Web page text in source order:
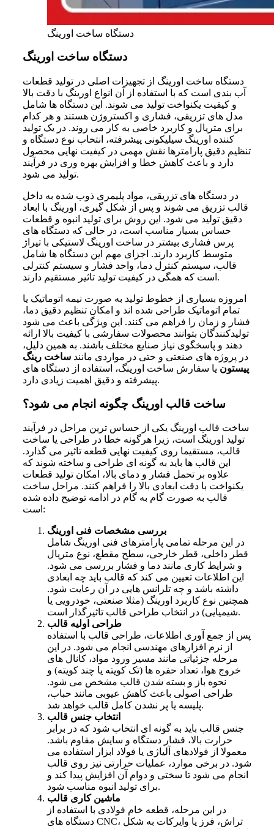
دستگاه ساخت اورینگ
دستگاه ساخت اورینگ
دستگاه ساخت اورینگ از تجهیزات اصلی در تولید قطعات
آب بندی است که با استفاده از آن انواع اورینگ با دقت بالا
و کیفیت یکنواخت تولید می شوند. این دستگاه ها شامل
مدل های تزریقی، فشاری و اکستروژن هستند و هر کدام
برای متریال و کاربرد خاصی به کار می روند. در یک تولید
کننده اورینگ سیلیکونی پیشرفته، انتخاب نوع دستگاه و
تنظیم دقیق پارامترها نقش مهمی در کیفیت نهایی محصول
دارد و باعث کاهش خطا و افزایش بهره وری در فرآیند
تولید می شود.
در دستگاه های تزریقی، مواد پلیمری ذوب شده به داخل
قالب تزریق می شوند و پس از شکل گیری، اورینگ با ابعاد
دقیق تولید می شود. این روش برای تولید انبوه و قطعات
حساس بسیار مناسب است، در حالی که دستگاه های
پرس فشاری بیشتر در ساخت اورینگ لاستیکی با تیراژ
متوسط کاربرد دارند. اجزای مهم این دستگاه ها شامل
قالب، سیستم کنترل دما، واحد فشار و سیستم کنترلی
است که همگی در کیفیت تولید تاثیر مستقیم دارند.
امروزه بسیاری از خطوط تولید به صورت نیمه اتوماتیک یا
تمام اتوماتیک طراحی شده اند و امکان تنظیم دقیق دما،
فشار و زمان را فراهم می کنند. این ویژگی باعث می شود
تولیدکنندگان بتوانند محصولات سفارشی با کیفیت بالا ارائه
دهند و پاسخگوی نیاز صنایع مختلف باشند. به همین دلیل،
در پروژه های صنعتی و حتی در مواردی مانندساخت رینگ
پیستون یا سفارش ساخت اورینگ، استفاده از دستگاه های
پیشرفته و دقیق اهمیت زیادی دارد.
ساخت قالب اورینگ چگونه انجام می شود؟
ساخت قالب اورینگ یکی از حساس ترین مراحل در فرآیند
تولید اورینگ است، زیرا هرگونه خطا در طراحی یا ساخت
قالب، مستقیما روی کیفیت نهایی قطعه تاثیر می گذارد.
این قالب ها باید به گونه ای طراحی و ساخته شوند که
علاوه بر تحمل فشار و دمای بالا، امکان تولید قطعات
یکنواخت با دقت ابعادی بالا را فراهم کنند. مراحل ساخت
قالب به صورت گام به گام در ادامه توضیح داده شده
است:
بررسی مشخصات فنی اورینگ
در این مرحله تمامی پارامترهای فنی اورینگ شامل
قطر داخلی، قطر خارجی، سطح مقطع، نوع متریال
و شرایط کاری مانند دما و فشار بررسی می شود.
این اطلاعات تعیین می کند که قالب باید چه ابعادی
داشته باشد و چه تلرانس هایی در آن رعایت شود.
همچنین نوع کاربرد اورینگ (مثلا صنعتی، خودرویی یا
شیمیایی) در انتخاب طراحی قالب تاثیرگذار است.
طراحی اولیه قالب
پس از جمع آوری اطلاعات، طراحی قالب با استفاده
از نرم افزارهای مهندسی انجام می شود. در این
مرحله جزئیاتی مانند مسیر ورود مواد، کانال های
خروج هوا، تعداد حفره ها (تک کویته یا چند کویته) و
نحوه باز و بسته شدن قالب مشخص می شود.
طراحی اصولی باعث کاهش عیوبی مانند حباب،
پلیسه یا پر نشدن کامل قالب خواهد شد.
انتخاب جنس قالب
جنس قالب باید به گونه ای انتخاب شود که در برابر
حرارت بالا، فشار دستگاه و سایش مقاوم باشد.
معمولا از فولادهای آلیاژی یا فولاد ابزار استفاده می
شود. در برخی موارد، عملیات حرارتی نیز روی قالب
انجام می شود تا سختی و دوام آن افزایش پیدا کند و
برای تولید انبوه مناسب شود.
ماشین کاری قالب
در این مرحله، قطعه خام فولادی با استفاده از
دستگاه های CNC، تراش، فرز یا وایرکات به شکل